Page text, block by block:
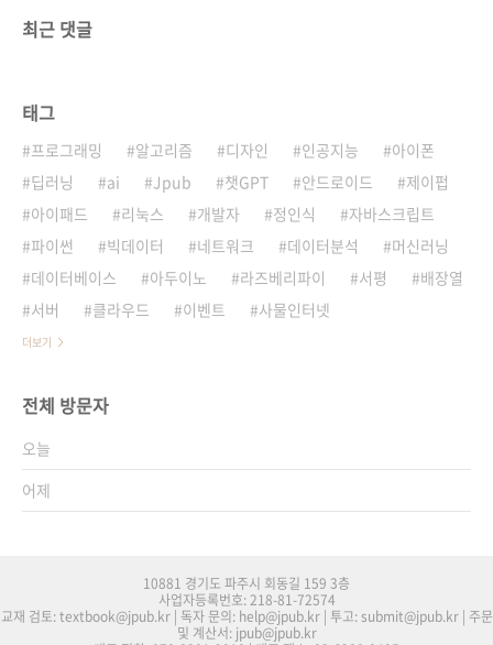
최근 댓글
태그
프로그래밍 알고리즘 디자인 인공지능
아이폰
딥러닝
ai Jpub 챗GPT 안드로이드
제이펍
아이패드
리눅스 개발자 정인식
자바스크립트
파이썬
빅데이터 네트워크 데이터분석
머신러닝
데이터베이스
아두이노 라즈베리파이 서평
배장열
서버
클라우드 이벤트 사물인터넷
더보기
전체 방문자
오늘
어제
10881 경기도 파주시 회동길 159 3층
사업자등록번호: 218-81-72574
교재 검토: textbook@jpub.kr | 독자 문의: help@jpub.kr | 투고: submit@jpub.kr | 주문
및 계산서: jpub@jpub.kr